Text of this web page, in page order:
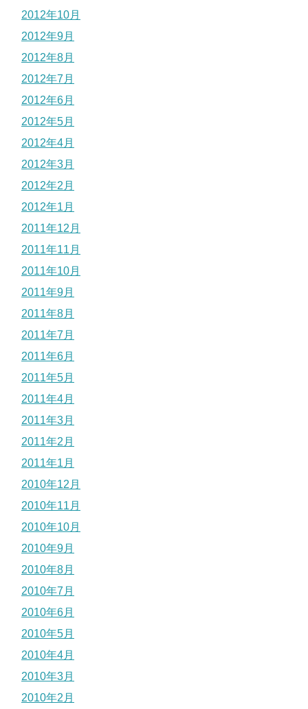
2012年10月
2012年9月
2012年8月
2012年7月
2012年6月
2012年5月
2012年4月
2012年3月
2012年2月
2012年1月
2011年12月
2011年11月
2011年10月
2011年9月
2011年8月
2011年7月
2011年6月
2011年5月
2011年4月
2011年3月
2011年2月
2011年1月
2010年12月
2010年11月
2010年10月
2010年9月
2010年8月
2010年7月
2010年6月
2010年5月
2010年4月
2010年3月
2010年2月